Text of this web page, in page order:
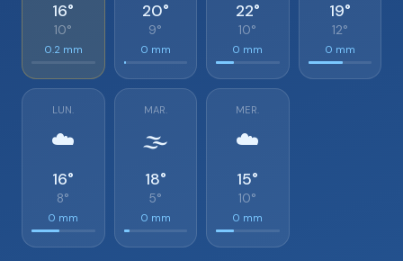
16°
10°
0.2 mm
20°
9°
0 mm
22°
10°
0 mm
19°
12°
0 mm
LUN.
☁️
16°
8°
0 mm
MAR.
🌫️
18°
5°
0 mm
MER.
☁️
15°
10°
0 mm